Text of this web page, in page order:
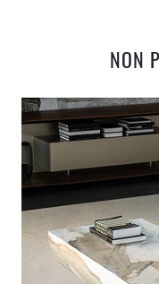
NON